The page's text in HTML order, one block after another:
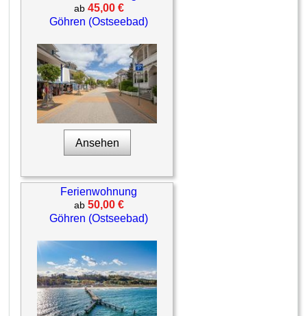
ab 45,00 €
Göhren (Ostseebad)
Ansehen
Ferienwohnung
ab 50,00 €
Göhren (Ostseebad)